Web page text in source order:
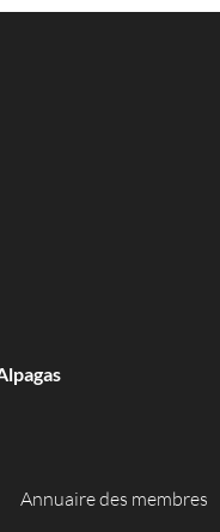
Annuaire des membres